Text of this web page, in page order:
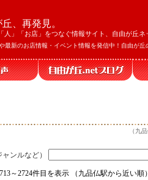
、再発見。
人」「お店」をつなぐ情報サイト、自由が丘ネ
最新のお店情報・イベント情報を発信中！自由が丘
（九
ンルなど）
～2724件目を表示 （九品仏駅から近い順）